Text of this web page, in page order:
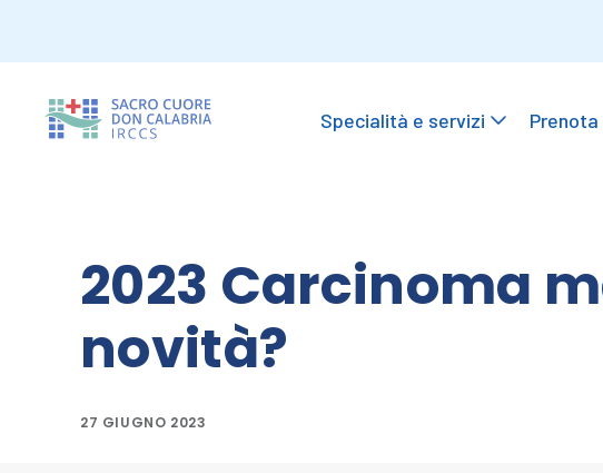
Specialità e servizi Prenota
2023 Carcinoma
novità?
27 GIUGNO 2023